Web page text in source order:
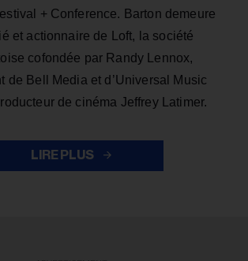
+ Conference. Barton demeure
et actionnaire de Loft, la société
cofondée par Randy Lennox,
de Bell Media et d’Universal Music
de cinéma Jeffrey Latimer.
LIRE PLUS